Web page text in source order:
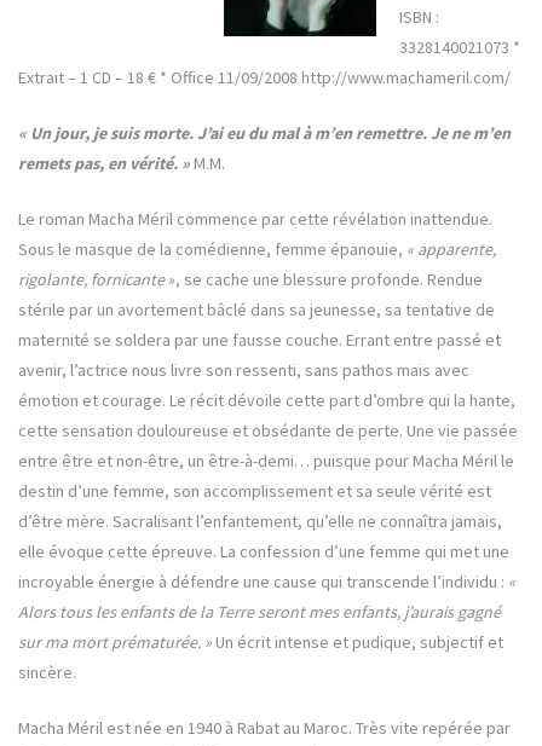
ISBN :
3328140021073 *
Extrait – 1 CD – 18 € * Office 11/09/2008 http://www.machameril.com/
« Un jour, je suis morte. J’ai eu du mal à m’en remettre. Je ne m’en
remets pas, en vérité. » M.M.
Le roman Macha Méril commence par cette révélation inattendue.
Sous le masque de la comédienne, femme épanouie, « apparente,
rigolante, fornicante», se cache une blessure profonde. Rendue
stérile par un avortement bâclé dans sa jeunesse, sa tentative de
maternité se soldera par une fausse couche. Errant entre passé et
avenir, l’actrice nous livre son ressenti, sans pathos mais avec
émotion et courage. Le récit dévoile cette part d’ombre qui la hante,
cette sensation douloureuse et obsédante de perte. Une vie passée
entre être et non-être, un être-à-demi… puisque pour Macha Méril le
destin d’une femme, son accomplissement et sa seule vérité est
d’être mère. Sacralisant l’enfantement, qu’elle ne connaîtra jamais,
elle évoque cette épreuve. La confession d’une femme qui met une
incroyable énergie à défendre une cause qui transcende l’individu : «
Alors tous les enfants de la Terre seront mes enfants, j’aurais gagné
sur ma mort prématurée. »Un écrit intense et pudique, subjectif et
sincère.
Macha Méril est née en 1940 à Rabat au Maroc. Très vite repérée par